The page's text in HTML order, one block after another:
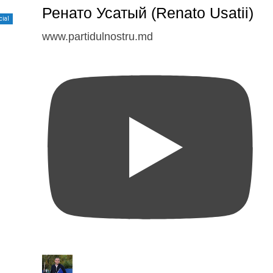
Ренато Усатый (Renato Usatii)
www.partidulnostru.md